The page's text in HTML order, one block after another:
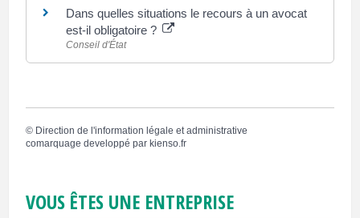
Dans quelles situations le recours à un avocat
est-il obligatoire ?
Conseil d'État
© Direction de l'information légale et administrative
comarquage developpé par kienso.fr
VOUS ÊTES UNE ENTREPRISE